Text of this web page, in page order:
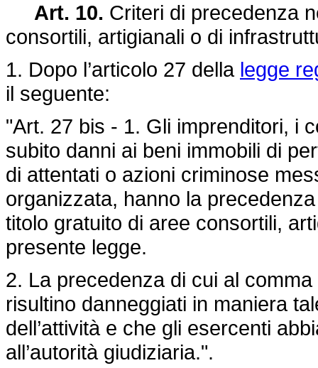
Art. 10. Criteri di precedenza
consortili, artigianali o di
1. Dopo l’articolo 27 della legge
il seguente:
"Art. 27 bis - 1. Gli imprenditori, i
subito danni ai beni immobili di
di attentati o azioni criminose
organizzata, hanno la
titolo gratuito di aree consortili,
presente legge.
2. La precedenza di cui al
risultino danneggiati in maniera
dell’attività e che gli esercenti
all’autorità giudiziaria.".